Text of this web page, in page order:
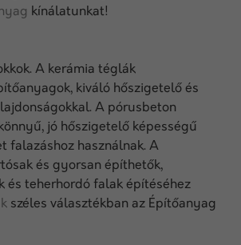
kínálatunkat!
A kerámia téglák
kiváló hőszigetelő és
A pórusbeton
jó hőszigetelő képességű
falazáshoz használnak. A
és gyorsan építhetők,
és teherhordó falak építéséhez
széles választékban az Építőanyag